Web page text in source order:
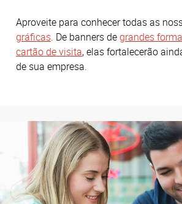
Aproveite para conhecer todas as
gráficas. De banners degrandes
cartão de visita, elas fortalecerão
de sua empresa.